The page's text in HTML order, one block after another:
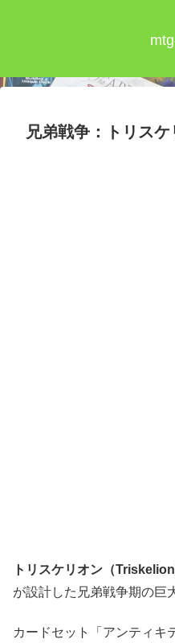
兄弟戦争：トリスケ
トリスケリオン（Triskelion
が設計した兄弟戦争期の巨
カードセット「アンティキ